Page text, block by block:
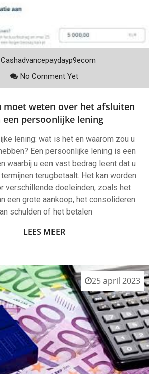
Cashadvancepaydayp9ecom
No Comment Yet
moet weten over het afsluiten
een persoonlijke lening
lening: wat is het en waarom zou u
Een persoonlijke lening is een
waarbij u een vast bedrag leent dat u
terugbetaalt. Het kan worden
verschillende doeleinden, zoals het
een grote aankoop, het consolideren
schulden of het betalen
LEES MEER
25 april 2023